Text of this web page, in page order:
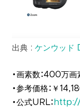
出典 : ケンウッド
・画素数：400万画
・参考価格：￥
・公式URL：